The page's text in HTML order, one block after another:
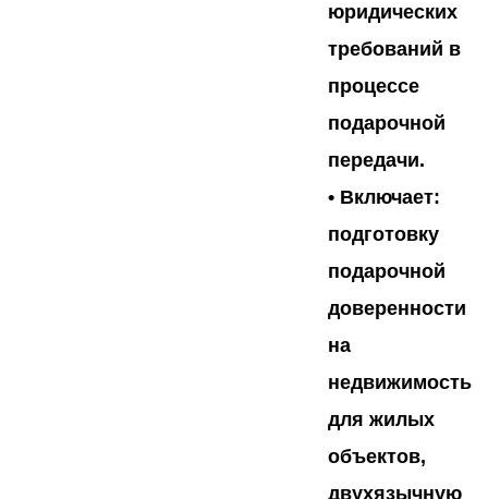
юридических
требований в
процессе
подарочной
передачи.
• Включает:
подготовку
подарочной
доверенности
на
недвижимость
для жилых
объектов,
двухязычную